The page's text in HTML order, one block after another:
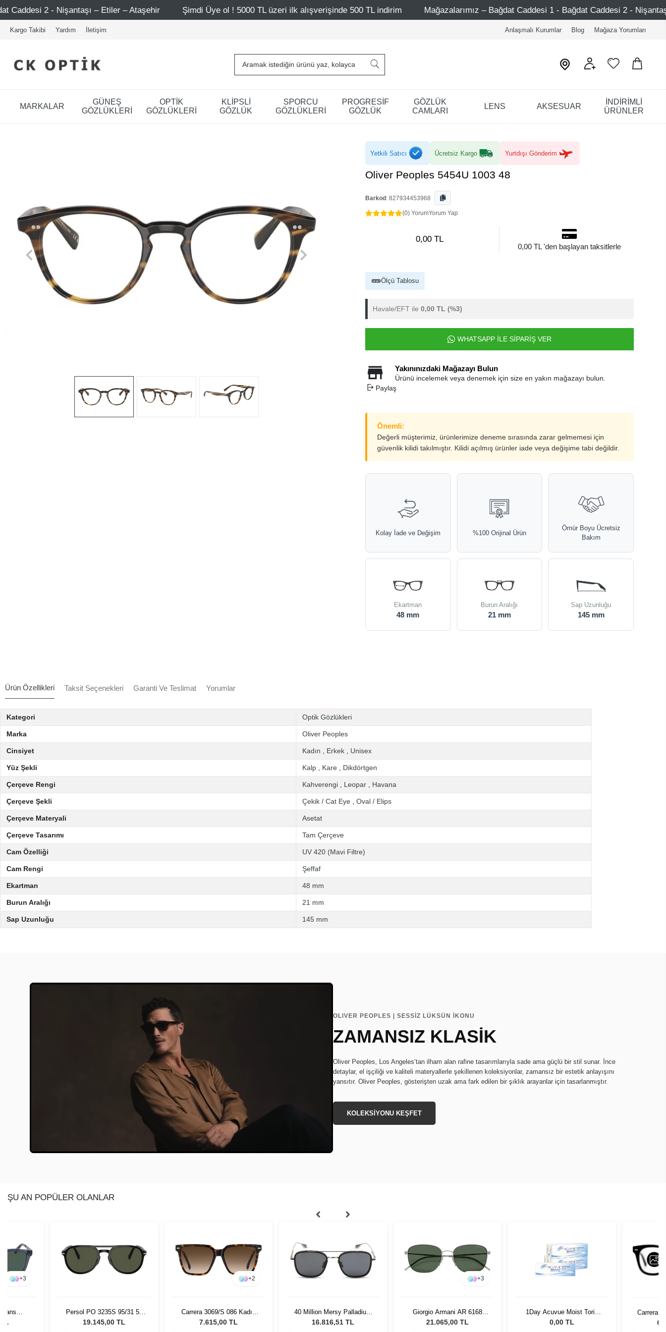
– Etiler – Ataşehir Şimdi Üye ol ! 5000 TL üzeri ilk alışverişinde 500 TL indirim Mağazalarımız – Bağdat Caddesi 1 - Bağdat Caddesi 2 - Nişantaşı – Etiler –
Kargo Takibi Yardım İletişim Anlaşmalı Kurumlar Blog Mağaza Yorumları
MARKALAR
GÜNEŞ
GÖZLÜKLERİ
OPTİK
GÖZLÜKLERİ
KLİPSLİ
GÖZLÜK
SPORCU
GÖZLÜKLERİ
PROGRESİF
GÖZLÜK
GÖZLÜK
CAMLARI
LENS AKSESUAR
İNDİRİMLİ
ÜRÜNLER
Yetkili Satıcı Ücretsiz Kargo Yurtdışı Gönderim
Oliver Peoples 5454U 1003 48
Barkod : 827934453968
(0) YorumYorum Yap
0,00 TL
0,00 TL 'den başlayan taksitlerle
Ölçü Tablosu
Havale/EFT ile 0,00 TL (%3)
WHATSAPP İLE SİPARİŞ VER
Yakınınızdaki Mağazayı Bulun
Ürünü incelemek veya denemek için size en yakın mağazayı bulun.
Paylaş
Önemli:
Değerli müşterimiz, ürünlerimize deneme sırasında zarar gelmemesi için
güvenlik kilidi takılmıştır. Kilidi açılmış ürünler iade veya değişime tabi değildir.
Kolay İade ve Değişim %100 Orijinal Ürün
Ömür Boyu Ücretsiz
Bakım
Ekartman
48 mm
Burun Aralığı
21 mm
Sap Uzunluğu
145 mm
Ürün Özellikleri Taksit Seçenekleri Garanti Ve Teslimat Yorumlar
Kategori Optik Gözlükleri
Marka Oliver Peoples
Cinsiyet Kadın Erkek Unisex
Yüz Şekli Kalp Kare Dikdörtgen
Çerçeve Rengi Kahverengi Leopar Havana
Çerçeve Şekli Çekik / Cat Eye Oval / Elips
Çerçeve Materyali Asetat
Çerçeve Tasarımı Tam Çerçeve
Cam Özelliği UV 420 (Mavi Filtre)
Cam Rengi Şeffaf
Ekartman 48 mm
Burun Aralığı 21 mm
Sap Uzunluğu 145 mm
OLIVER PEOPLES | SESSİZ LÜKSÜN İKONU
ZAMANSIZ KLASİK
Oliver Peoples, Los Angeles’tan ilham alan rafine tasarımlarıyla sade ama güçlü bir stil sunar. İnce
detaylar, el işçiliği ve kaliteli materyallerle şekillenen koleksiyonlar, zamansız bir estetik anlayışını
yansıtır. Oliver Peoples, gösterişten uzak ama fark edilen bir şıklık arayanlar için tasarlanmıştır.
KOLEKSİYONU KEŞFET
ŞU AN POPÜLER OLANLAR
+3
Persol PO 3235S 95/31 55
Unisex Güneş Gözlüğü
19.145,00 TL
+2
Carrera 3069/S 086 Kadın
Güneş Gözlüğü
7.615,00 TL
40 Million Mersy Palladium
Grey Matte Black 610
16.816,51 TL
+3
Giorgio Armani AR 6168
300371 - 54 Unisex Güneş
21.065,00 TL
1Day Acuvue Moist Toric
İndirimli Lens Seti 6 kutu
0,00 TL
Carrera